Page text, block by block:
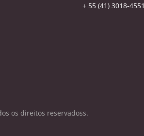
+ 55 (41) 3018-4551
os direitos reservadoss.